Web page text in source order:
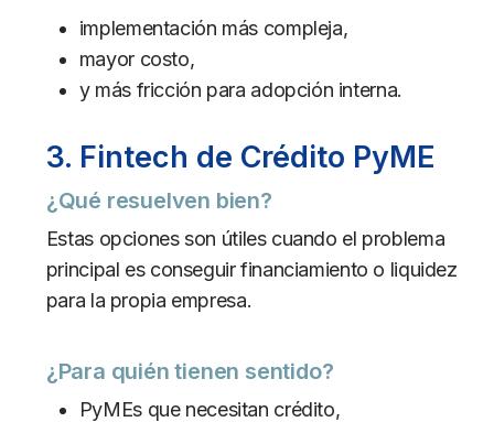
implementación más compleja,
mayor costo,
y más fricción para adopción interna.
3. Fintech de Crédito PyME
¿Qué resuelven bien?
Estas opciones son útiles cuando el problema
principal es conseguir financiamiento o liquidez
para la propia empresa.
¿Para quién tienen sentido?
PyMEs que necesitan crédito,